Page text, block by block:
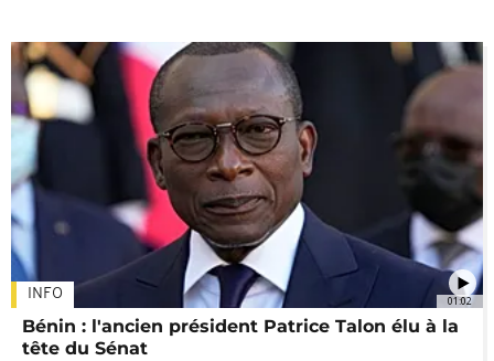
01:02
INFO
Bénin : l'ancien président Patrice Talon élu à la
tête du Sénat